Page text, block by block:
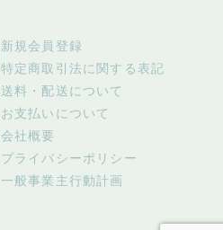
新規会員登録
特定商取引法に関する表記
送料・配送について
お支払いについて
会社概要
プライバシーポリシー
一般事業主行動計画